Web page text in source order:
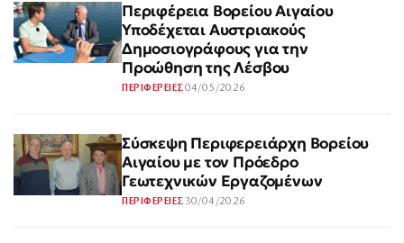
Περιφέρεια Βορείου Αιγαίου
Υποδέχεται Αυστριακούς
Δημοσιογράφους για την
Προώθηση της Λέσβου
ΠΕΡΙΦΕΡΕΙΕΣ04/05/2026
Σύσκεψη Περιφερειάρχη Βορείου
Αιγαίου με τον Πρόεδρο
Γεωτεχνικών Εργαζομένων
ΠΕΡΙΦΕΡΕΙΕΣ 30/04/2026